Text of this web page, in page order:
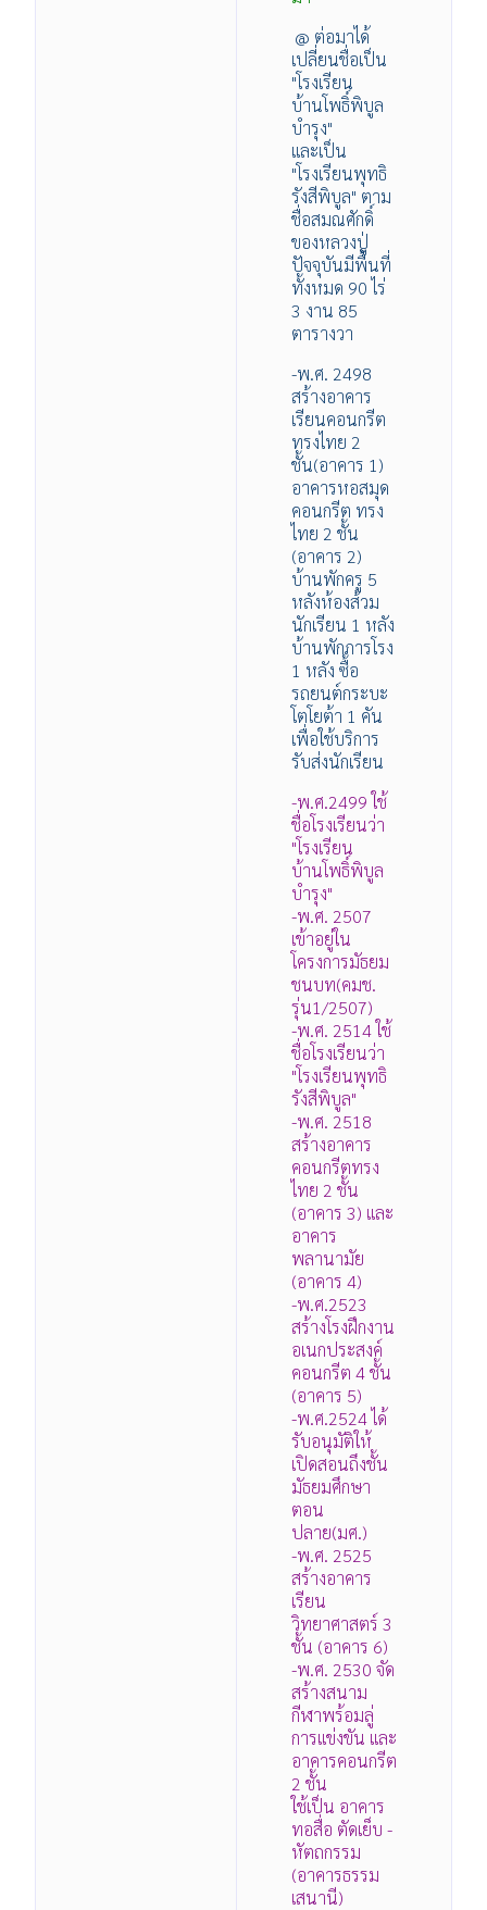
@ ต่อมาได้
เปลี่ยนชื่อเป็น
"โรงเรียน
บ้านโพธิ์พิบูล
บำรุง"
และเป็น
"โรงเรียนพุทธิ
รังสีพิบูล" ตาม
ชื่อสมณศักดิ์
ของหลวงปู่
ปัจจุบันมีพื้นที่
ทั้งหมด 90 ไร่
3 งาน 85
ตารางวา
-พ.ศ. 2498
สร้างอาคาร
เรียนคอนกรีต
ทรงไทย 2
ชั้น(อาคาร 1)
อาคารหอสมุด
คอนกรีต ทรง
ไทย 2 ชั้น
(อาคาร 2)
บ้านพักครู 5
หลังห้องส้วม
นักเรียน 1 หลัง
บ้านพักภารโรง
1 หลัง ซื้อ
รถยนต์กระบะ
โตโยต้า 1 คัน
เพื่อใช้บริการ
รับส่งนักเรียน
-พ.ศ.2499 ใช้
ชื่อโรงเรียนว่า
"โรงเรียน
บ้านโพธิ์พิบูล
บำรุง"
-พ.ศ. 2507
เข้าอยู่ใน
โครงการมัธยม
ชนบท(คมช.
รุ่น1/2507)
-พ.ศ. 2514 ใช้
ชื่อโรงเรียนว่า
"โรงเรียนพุทธิ
รังสีพิบูล"
-พ.ศ. 2518
สร้างอาคาร
คอนกรีตทรง
ไทย 2 ชั้น
(อาคาร 3) และ
อาคาร
พลานามัย
(อาคาร 4)
-พ.ศ.2523
สร้างโรงฝึกงาน
อเนกประสงค์
คอนกรีต 4 ชั้น
(อาคาร 5)
-พ.ศ.2524 ได้
รับอนุมัติให้
เปิดสอนถึงชั้น
มัธยมศึกษา
ตอน
ปลาย(มศ.)
-พ.ศ. 2525
สร้างอาคาร
เรียน
วิทยาศาสตร์ 3
ชั้น (อาคาร 6)
-พ.ศ. 2530 จัด
สร้างสนาม
กีฬาพร้อมลู่
การแข่งขัน และ
อาคารคอนกรีต
2 ชั้น
ใช้เป็น อาคาร
ทอสื่อ ตัดเย็บ -
หัตถกรรม
(อาคารธรรม
เสนานี)